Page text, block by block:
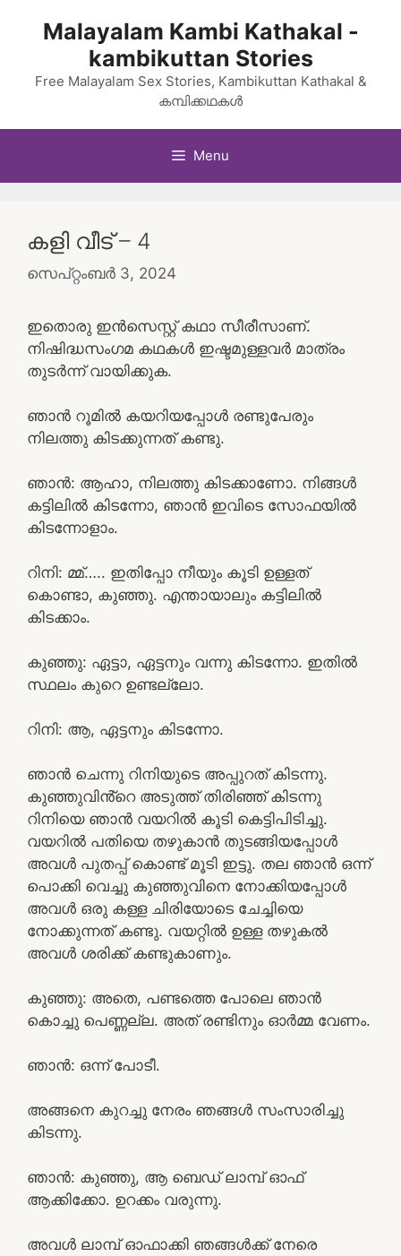
Malayalam Kambi Kathakal -
kambikuttan Stories
Free Malayalam Sex Stories, Kambikuttan Kathakal &
കമ്പിക്കഥകൾ
Menu
കളി വീട് – 4
സെപ്റ്റംബർ 3, 2024
ഇതൊരു ഇൻസെസ്റ്റ് കഥാ സീരീസാണ്.
നിഷിദ്ധസംഗമ കഥകൾ ഇഷ്ടമുള്ളവർ മാത്രം
തുടർന്ന് വായിക്കുക.
ഞാൻ റൂമിൽ കയറിയപ്പോൾ രണ്ടുപേരും
നിലത്തു കിടക്കുന്നത് കണ്ടു.
ഞാൻ: ആഹാ, നിലത്തു കിടക്കാണോ. നിങ്ങൾ
കട്ടിലിൽ കിടന്നോ, ഞാൻ ഇവിടെ സോഫയിൽ
കിടന്നോളാം.
റിനി: മ്മ്….. ഇതിപ്പോ നീയും കൂടി ഉള്ളത്
കൊണ്ടാ, കുഞ്ഞു. എന്തായാലും കട്ടിലിൽ
കിടക്കാം.
കുഞ്ഞു: ഏട്ടാ, ഏട്ടനും വന്നു കിടന്നോ. ഇതിൽ
സ്ഥലം കുറെ ഉണ്ടല്ലോ.
റിനി: ആ, ഏട്ടനും കിടന്നോ.
ഞാൻ ചെന്നു റിനിയുടെ അപ്പുറത് കിടന്നു.
കുഞ്ഞുവിൻ്റെ അടുത്ത് തിരിഞ്ഞ് കിടന്നു
റിനിയെ ഞാൻ വയറിൽ കൂടി കെട്ടിപിടിച്ചു.
വയറിൽ പതിയെ തഴുകാൻ തുടങ്ങിയപ്പോൾ
അവൾ പുതപ്പ് കൊണ്ട് മൂടി ഇട്ടു. തല ഞാൻ ഒന്ന്
പൊക്കി വെച്ചു കുഞ്ഞുവിനെ നോക്കിയപ്പോൾ
അവൾ ഒരു കള്ള ചിരിയോടെ ചേച്ചിയെ
നോക്കുന്നത് കണ്ടു. വയറ്റിൽ ഉള്ള തഴുകൽ
അവൾ ശരിക്ക് കണ്ടുകാണും.
കുഞ്ഞു: അതെ, പണ്ടത്തെ പോലെ ഞാൻ
കൊച്ചു പെണ്ണല്ല. അത് രണ്ടിനും ഓർമ്മ വേണം.
ഞാൻ: ഒന്ന് പോടീ.
അങ്ങനെ കുറച്ചു നേരം ഞങ്ങൾ സംസാരിച്ചു
കിടന്നു.
ഞാൻ: കുഞ്ഞു, ആ ബെഡ് ലാമ്പ് ഓഫ്‌
ആക്കിക്കോ. ഉറക്കം വരുന്നു.
അവൾ ലാമ്പ് ഓഫാക്കി ഞങ്ങൾക്ക് നേരെ